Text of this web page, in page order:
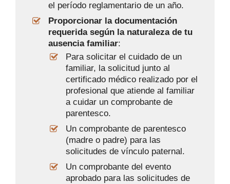
el período reglamentario de un año.
Proporcionar la documentación
requerida según la naturaleza de tu
ausencia familiar:
Para solicitar el cuidado de un
familiar, la solicitud junto al
certificado médico realizado por el
profesional que atiende al familiar
a cuidar un comprobante de
parentesco.
Un comprobante de parentesco
(madre o padre) para las
solicitudes de vínculo paternal.
Un comprobante del evento
aprobado para las solicitudes de